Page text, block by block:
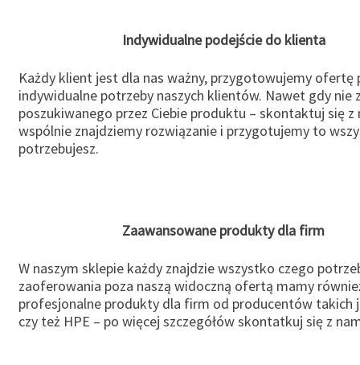
Indywidualne podejście do klienta
Każdy klient jest dla nas ważny, przygotowujemy ofertę
indywidualne potrzeby naszych klientów. Nawet gdy nie
poszukiwanego przez Ciebie produktu – skontaktuj się z
wspólnie znajdziemy rozwiązanie i przygotujemy to
potrzebujesz.
Zaawansowane produkty dla firm
W naszym sklepie każdy znajdzie wszystko czego
zaoferowania poza naszą widoczną ofertą mamy
profesjonalne produkty dla firm od producentów takich
czy też HPE – po więcej szczegółów skontatkuj się z